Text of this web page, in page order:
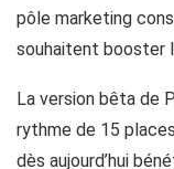
pôle marketing
souhaitent booster
La version bêta de
rythme de 15
dès aujourd’hui